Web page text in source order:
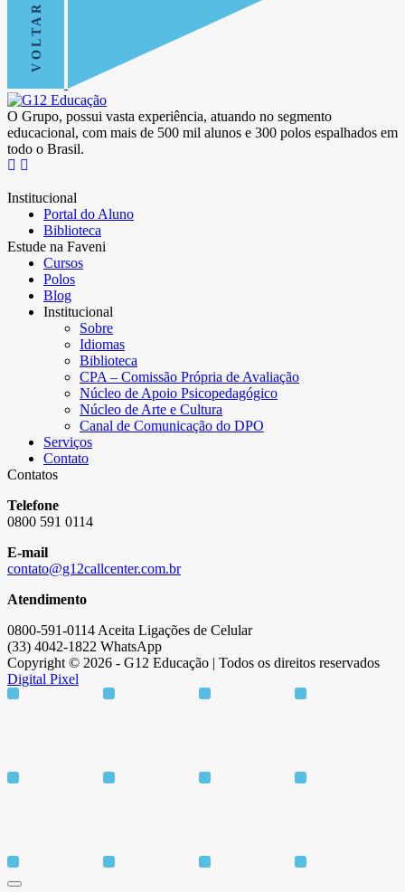
O Grupo, possui vasta experiência, atuando no segmento
educacional, com mais de 500 mil alunos e 300 polos espalhados em
todo o Brasil.
Institucional
Portal do Aluno
Biblioteca
Estude na Faveni
Cursos
Polos
Blog
Institucional
Sobre
Idiomas
Biblioteca
CPA – Comissão Própria de Avaliação
Núcleo de Apoio Psicopedagógico
Núcleo de Arte e Cultura
Canal de Comunicação do DPO
Serviços
Contato
Contatos
Telefone
0800 591 0114
E-mail
contato@g12callcenter.com.br
Atendimento
0800-591-0114 Aceita Ligações de Celular
(33) 4042-1822 WhatsApp
Copyright © 2026 - G12 Educação | Todos os direitos reservados
Digital Pixel